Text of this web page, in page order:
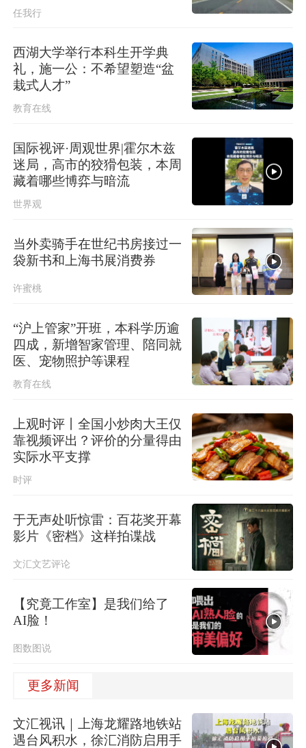
任我行
西湖大学举行本科生开学典
礼，施一公：不希望塑造“盆
栽式人才”
教育在线
国际视评·周观世界|霍尔木兹
迷局，高市的狡猾包装，本周
藏着哪些博弈与暗流
世界观
当外卖骑手在世纪书房接过一
袋新书和上海书展消费券
许蜜桃
“沪上管家”开班，本科学历逾
四成，新增智家管理、陪同就
医、宠物照护等课程
教育在线
上观时评丨全国小炒肉大王仅
靠视频评出？评价的分量得由
实际水平支撑
时评
于无声处听惊雷：百花奖开幕
影片《密档》这样拍谍战
文汇文艺评论
【究竟工作室】是我们给了
AI脸！
图数图说
更多新闻
文汇视讯｜上海龙耀路地铁站
遇台风积水，徐汇消防启用手